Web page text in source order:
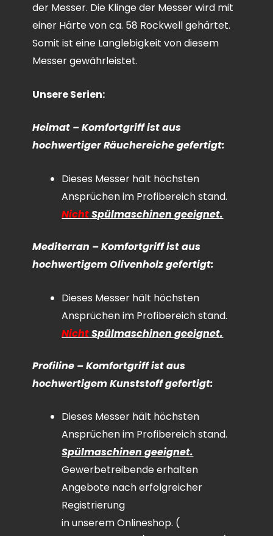
der Messer. Die Klinge der Messer wird mit
einer Härte von ca. 58 Rockwell gehärtet.
Somit ist eine Langlebigkeit von diesem
Messer gewährleistet.
Unsere Serien:
Heimat – Komfortgriff ist aus
hochwertiger Räuchereiche gefertigt:
Dieses Messer hält höchsten
Ansprüchen im Profibereich stand.
NichtSpülmaschinen geeignet.
Mediterran – Komfortgriff ist aus
hochwertigem Olivenholz gefertigt:
Dieses Messer hält höchsten
Ansprüchen im Profibereich stand.
NichtSpülmaschinen geeignet.
Profiline – Komfortgriff ist aus
hochwertigem Kunststoff gefertigt:
Dieses Messer hält höchsten
Ansprüchen im Profibereich stand.
Spülmaschinen geeignet.
Gewerbetreibende erhalten
Angebote nach erfolgreicher
Registrierung
in unserem Onlineshop. (